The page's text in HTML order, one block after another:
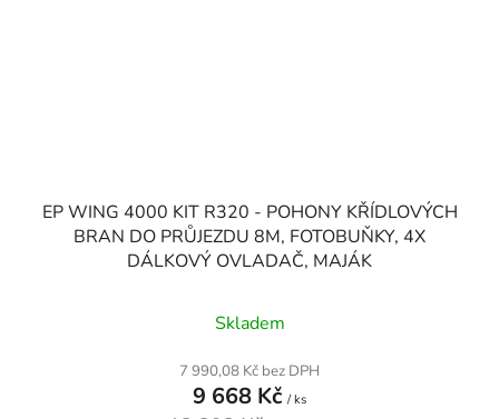
EP WING 4000 KIT R320 - POHONY KŘÍDLOVÝCH
BRAN DO PRŮJEZDU 8M, FOTOBUŇKY, 4X
DÁLKOVÝ OVLADAČ, MAJÁK
Skladem
7 990,08 Kč bez DPH
9 668 Kč / ks